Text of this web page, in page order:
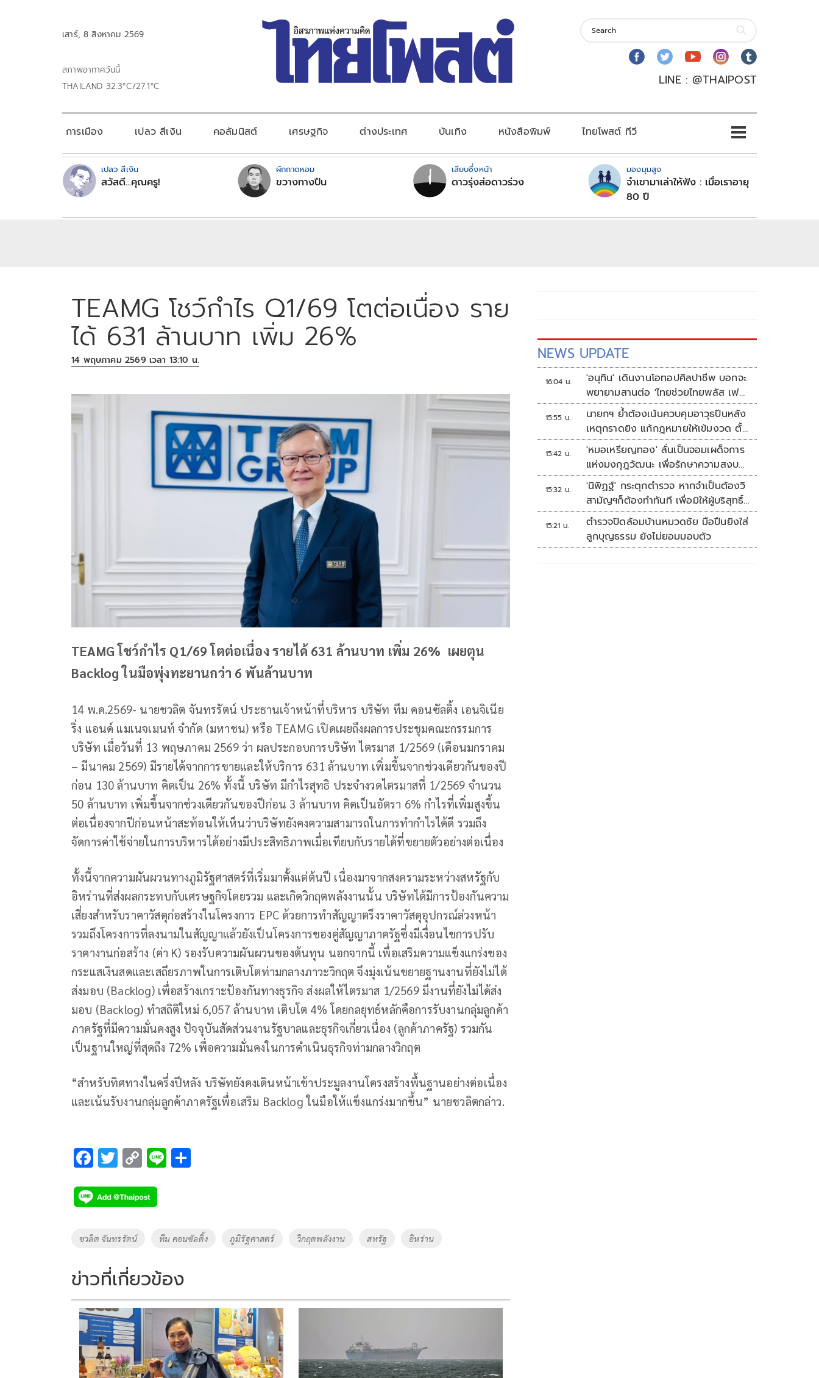
เสาร์, 8 สิงหาคม 2569
สภาพอากาศวันนี้
THAILAND 32.3°C/27.1°C
LINE : @THAIPOST
การเมือง เปลว สีเงิน คอลัมนิสต์ เศรษฐกิจ ต่างประเทศ บันเทิง หนังสือพิมพ์ ไทยโพสต์ ทีวี
เปลว สีเงิน
สวัสดี...คุณครู!
ผักกาดหอม
ขวางทางปืน
เสียบซึ่งหน้า
ดาวรุ่งส่อดาวร่วง
มองมุมสูง
จำเขามาเล่าให้ฟัง : เมื่อเราอายุ
80 ปี
TEAMG โชว์กำไร Q1/69 โตต่อเนื่อง ราย
ได้ 631 ล้านบาท เพิ่ม 26%
14 พฤษภาคม 2569 เวลา 13:10 น.
TEAMG โชว์กำไร Q1/69 โตต่อเนื่อง รายได้ 631 ล้านบาท เพิ่ม 26% เผยตุน
Backlog ในมือพุ่งทะยานกว่า 6 พันล้านบาท
14 พ.ค.2569- นายชวลิต จันทรรัตน์ ประธานเจ้าหน้าที่บริหาร บริษัท ทีม คอนซัลติ้ง เอนจิเนีย
ริ่ง แอนด์ แมเนจเมนท์ จำกัด (มหาชน) หรือ TEAMG เปิดเผยถึงผลการประชุมคณะกรรมการ
บริษัท เมื่อวันที่ 13 พฤษภาคม 2569 ว่า ผลประกอบการบริษัท ไตรมาส 1/2569 (เดือนมกราคม
– มีนาคม 2569) มีรายได้จากการขายและให้บริการ 631 ล้านบาท เพิ่มขึ้นจากช่วงเดียวกันของปี
ก่อน 130 ล้านบาท คิดเป็น 26% ทั้งนี้ บริษัท มีกำไรสุทธิ ประจำงวดไตรมาสที่ 1/2569 จำนวน
50 ล้านบาท เพิ่มขึ้นจากช่วงเดียวกันของปีก่อน 3 ล้านบาท คิดเป็นอัตรา 6% กำไรที่เพิ่มสูงขึ้น
ต่อเนื่องจากปีก่อนหน้าสะท้อนให้เห็นว่าบริษัทยังคงความสามารถในการทำกำไรได้ดี รวมถึง
จัดการค่าใช้จ่ายในการบริหารได้อย่างมีประสิทธิภาพเมื่อเทียบกับรายได้ที่ขยายตัวอย่างต่อเนื่อง
ทั้งนี้จากความผันผวนทางภูมิรัฐศาสตร์ที่เริ่มมาตั้งแต่ต้นปี เนื่องมาจากสงครามระหว่างสหรัฐกับ
อิหร่านที่ส่งผลกระทบกับเศรษฐกิจโดยรวม และเกิดวิกฤตพลังงานนั้น บริษัทได้มีการป้องกันความ
เสี่ยงสำหรับราคาวัสดุก่อสร้างในโครงการ EPC ด้วยการทำสัญญาตรึงราคาวัสดุอุปกรณ์ล่วงหน้า
รวมถึงโครงการที่ลงนามในสัญญาแล้วยังเป็นโครงการของคู่สัญญาภาครัฐซึ่งมีเงื่อนไขการปรับ
ราคางานก่อสร้าง (ค่า K) รองรับความผันผวนของต้นทุน นอกจากนี้ เพื่อเสริมความแข็งแกร่งของ
กระแสเงินสดและเสถียรภาพในการเติบโตท่ามกลางภาวะวิกฤต จึงมุ่งเน้นขยายฐานงานที่ยังไม่ได้
ส่งมอบ (Backlog) เพื่อสร้างเกราะป้องกันทางธุรกิจ ส่งผลให้ไตรมาส 1/2569 มีงานที่ยังไม่ได้ส่ง
มอบ (Backlog) ทำสถิติใหม่ 6,057 ล้านบาท เติบโต 4% โดยกลยุทธ์หลักคือการรับงานกลุ่มลูกค้า
ภาครัฐที่มีความมั่นคงสูง ปัจจุบันสัดส่วนงานรัฐบาลและธุรกิจเกี่ยวเนื่อง (ลูกค้าภาครัฐ) รวมกัน
เป็นฐานใหญ่ที่สุดถึง 72% เพื่อความมั่นคงในการดำเนินธุรกิจท่ามกลางวิกฤต
“สำหรับทิศทางในครึ่งปีหลัง บริษัทยังคงเดินหน้าเข้าประมูลงานโครงสร้างพื้นฐานอย่างต่อเนื่อง
และเน้นรับงานกลุ่มลูกค้าภาครัฐเพื่อเสริม Backlog ในมือให้แข็งแกร่งมากขึ้น” นายชวลิตกล่าว.
F
e
b
o
k
T
tt
er
C
p
y
k
Li
Tags
ชวลิต จันทรรัตน์ ทีม คอนซัลติ้ง ภูมิรัฐศาสตร์ วิกฤตพลังงาน สหรัฐ อิหร่าน
ข่าวที่เกี่ยวข้อง
NEWS UPDATE
16:04 น.
'อนุทิน' เดินงานโอทอปศิลปาชีพ บอกจะ
พยายามสานต่อ 'ไทยช่วยไทยพลัส เฟส
2'
15:55 น.
นายกฯ ย้ำต้องเน้นควบคุมอาวุธปืนหลัง
เหตุกราดยิง แก้กฎหมายให้เข้มงวด ตั้ง
ด่านตรวจเพิ่ม
15:42 น.
'หมอเหรียญทอง' ลั่นเป็นจอมเผด็จการ
แห่งมงกุฎวัฒนะ เพื่อรักษาความสงบ
ปลอดภัยภายในรพ.
15:32 น.
'นิพิฏฐ์' กระตุกตำรวจ หากจำเป็นต้องวิ
สามัญฯก็ต้องทำทันที เพื่อมิให้ผู้บริสุทธิ์
เสียชีวิตเพิ่ม
15:21 น.
ตำรวจปิดล้อมบ้านหมวดชัย มือปืนยิงใส่
ลูกบุญธรรม ยังไม่ยอมมอบตัว